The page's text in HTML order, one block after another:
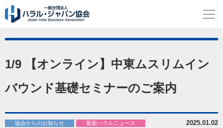
1/9 【オンライン】中東ムスリムイン
バウンド基礎セミナーのご案内
2025.01.02
協会からのお知らせ
最新ハラルニュース